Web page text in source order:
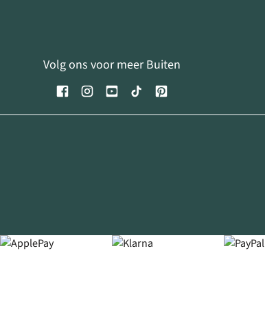
Volg ons voor meer Buiten